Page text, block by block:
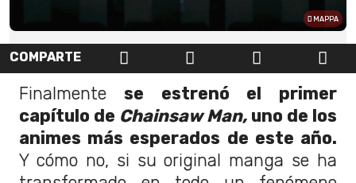
MAPPA
COMPARTE
Finalmente se estrenó el primer
capítulo de Chainsaw Man, uno de los
animes más esperados de este año.
Y cómo no, si su original manga se ha